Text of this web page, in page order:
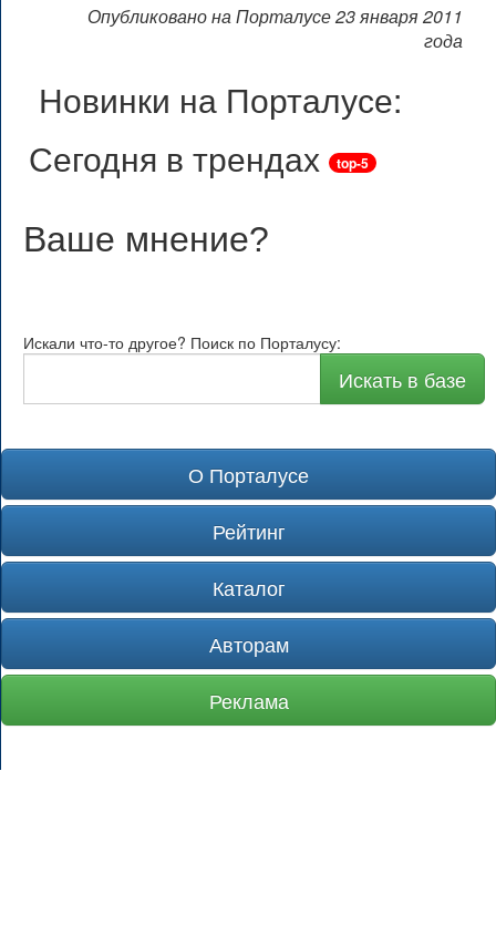
Опубликовано на Порталусе 23 января 2011
года
Новинки на Порталусе:
Сегодня в трендах
top-5
Ваше мнение?
Искали что-то другое? Поиск по Порталусу:
Искать в базе
О Порталусе
Рейтинг
Каталог
Авторам
Реклама